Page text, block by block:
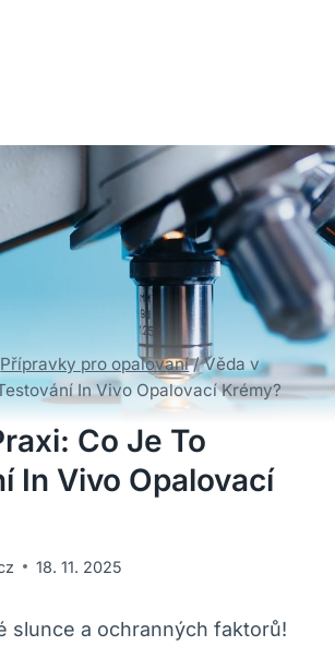
Přípravky pro opalovaní / Věda v
In Vivo Opalovací Krémy?
Co Je To
In Vivo Opalovací
18. 11. 2025
slunce⁣ a ochranných faktorů!⁤